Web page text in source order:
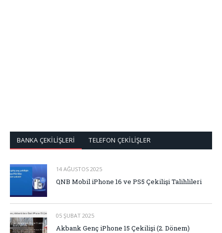
BANKA ÇEKİLİŞLERİ TELEFON ÇEKİLİŞLER
14 AĞUSTOS 2025
QNB Mobil iPhone 16 ve PS5 Çekilişi Talihlileri
05 ŞUBAT 2025
Akbank Genç iPhone 15 Çekilişi (2. Dönem)